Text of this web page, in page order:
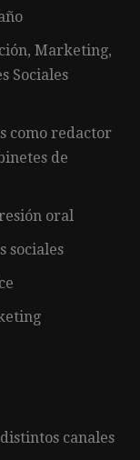
Marketing,
Sociales
como redactor
de
oral
sociales
canales